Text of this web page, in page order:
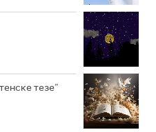
тезе”